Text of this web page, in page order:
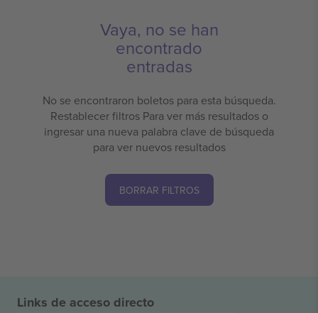
Vaya, no se han
encontrado
entradas
No se encontraron boletos para esta búsqueda.
Restablecer filtros Para ver más resultados o
ingresar una nueva palabra clave de búsqueda
para ver nuevos resultados
BORRAR FILTROS
Links de acceso directo